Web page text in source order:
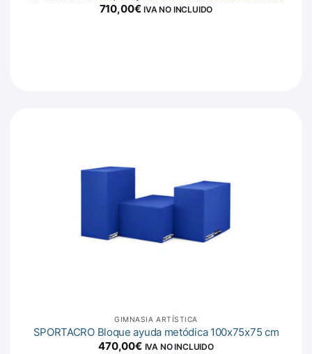
710,00€ IVA NO INCLUIDO
GIMNASIA ARTÍSTICA
SPORTACRO Bloque ayuda metódica 100x75x75 cm
470,00€ IVA NO INCLUIDO